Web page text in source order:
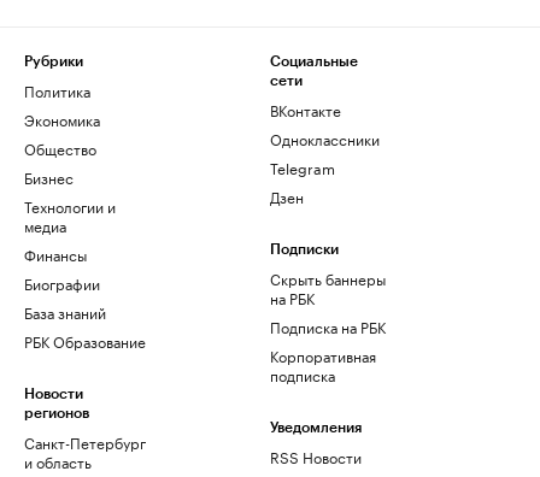
Рубрики
Политика
Экономика
Общество
Бизнес
Технологии и
медиа
Финансы
Биографии
База знаний
РБК Образование
Новости
регионов
Санкт-Петербург
и область
Социальные
сети
ВКонтакте
Одноклассники
Telegram
Дзен
Подписки
Скрыть баннеры
на РБК
Подписка на РБК
Корпоративная
подписка
Уведомления
RSS Новости